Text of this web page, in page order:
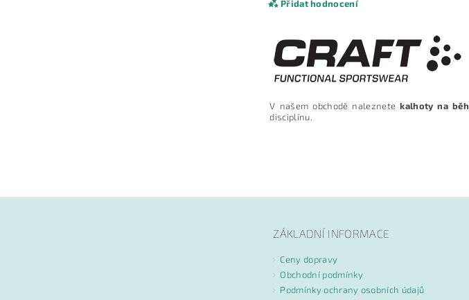
Přidat hodnocení
V našem obchodě naleznetekalhoty na běh
disciplínu.
ZÁKLADNÍ INFORMACE
Ceny dopravy
Obchodní podmínky
Podmínky ochrany osobních údajů